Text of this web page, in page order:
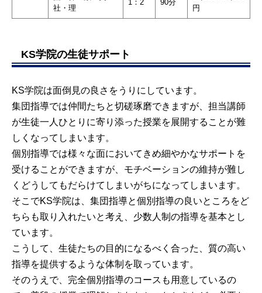
社・理
1：2 90分
円
KS学院の生徒サポート
KS学院は面倒見の良さをうりにしています。
集団指導では仲間たちと切磋琢磨できますが、担当講師
が生徒一人ひとりに寄り添った授業を展開することが難
しくなってしまいます。
個別指導では様々な面においてきめ細やかなサポートを
受けることができますが、モチベーションの維持が難し
くどうしてもだらけてしまいがちになってしまいます。
そこでKS学院は、集団指導と個別指導の良いところをど
ちらも取り入れたいと考え、少数人制の指導を基本とし
ています。
こうして、生徒たちの目的になるべく合った、質の高い
指導を提供するような体制を取っています。
そのうえで、完全個別指導のコースも用意しているの